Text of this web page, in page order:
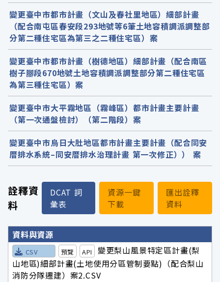
詮釋資
料
DCAT 詞
彙表
資源一鍵
下載
匯出詮釋
資料
詮釋資料詳細內容
資料與資源
CSV 預覽 API
變更梨山風景特定區計畫(梨
山地區)細部計畫(土地使用分區管制要點)（配合梨山
消防分隊遷建）案2.CSV
變更臺中市都市計畫（文山及春社里地區）細部計畫
（配合南屯區春安段293地號等6筆土地容積調派調整部
分第二種住宅區為第三之二種住宅區）案
變更臺中市都市計畫（樹德地區）細部計畫（配合南區
樹子腳段670地號土地容積調派調整部分第二種住宅區
為第三種住宅區）案
變更臺中市大平霧地區（霧峰區）都市計畫主要計畫
（第一次通盤檢討）（第二階段）案
變更臺中市烏日大肚地區都市計畫主要計畫（配合同安
厝排水系統–同安厝排水治理計畫 第一次修正）） 案